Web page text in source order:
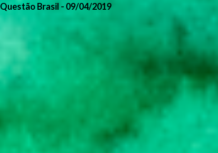
Questão Brasil - 09/04/2019